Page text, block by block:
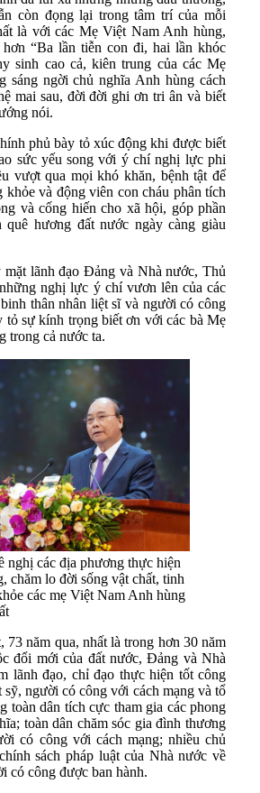
còn đọng lại trong tâm trí của mỗi
là với các Mẹ Việt Nam Anh hùng,
“Ba lần tiễn con đi, hai lần khóc
sinh cao cả, kiên trung của các Mẹ
sáng ngời chủ nghĩa Anh hùng cách
mai sau, đời đời ghi ơn tri ân và biết
nói.
phủ bày tỏ xúc động khi được biết
sức yếu song với ý chí nghị lực phi
vượt qua mọi khó khăn, bệnh tật để
khỏe và động viên con cháu phân tích
và cống hiến cho xã hội, góp phần
hương đất nước ngày càng giàu
mặt lãnh đạo Đảng và Nhà nước, Thủ
nghị lực ý chí vươn lên của các
thân nhân liệt sĩ và người có công
tỏ sự kính trọng biết ơn với các bà Mẹ
trong cả nước ta.
nghị các địa phương thực hiện
chăm lo đời sống vật chất, tinh
các mẹ Việt Nam Anh hùng
73 năm qua, nhất là trong hơn 30 năm
đổi mới của đất nước, Đảng và Nhà
lãnh đạo, chỉ đạo thực hiện tốt công
người có công với cách mạng và tổ
toàn dân tích cực tham gia các phong
toàn dân chăm sóc gia đình thương
có công với cách mạng; nhiều chủ
sách pháp luật của Nhà nước về
có công được ban hành.